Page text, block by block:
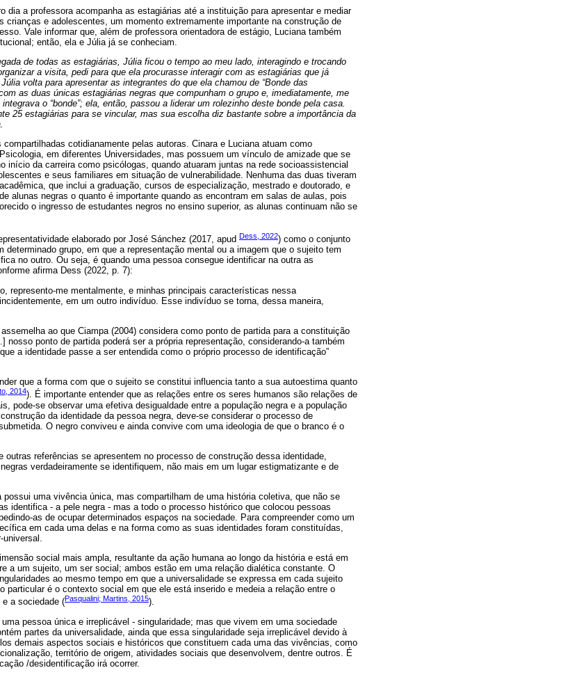
dia a professora acompanha as estagiárias até a instituição para apresentar e mediar
crianças e adolescentes, um momento extremamente importante na construção de
Vale informar que, além de professora orientadora de estágio, Luciana também
então, ela e Júlia já se conheciam.
de todas as estagiárias, Júlia ficou o tempo ao meu lado, interagindo e trocando
a visita, pedi para que ela procurasse interagir com as estagiárias que já
volta para apresentar as integrantes do que ela chamou de “Bonde das
as duas únicas estagiárias negras que compunham o grupo e, imediatamente, me
o “bonde”; ela, então, passou a liderar um rolezinho deste bonde pela casa.
25 estagiárias para se vincular, mas sua escolha diz bastante sobre a importância da
cotidianamente pelas autoras. Cinara e Luciana atuam como
em diferentes Universidades, mas possuem um vínculo de amizade que se
início da carreira como psicólogas, quando atuaram juntas na rede socioassistencial
e seus familiares em situação de vulnerabilidade. Nenhuma das duas tiveram
que inclui a graduação, cursos de especialização, mestrado e doutorado, e
alunas negras o quanto é importante quando as encontram em salas de aulas, pois
o ingresso de estudantes negros no ensino superior, as alunas continuam não se
elaborado por José Sánchez (2017, apud Dess, 2022) como o conjunto
grupo, em que a representação mental ou a imagem que o sujeito tem
no outro. Ou seja, é quando uma pessoa consegue identificar na outra as
afirma Dess (2022, p. 7):
represento-me mentalmente, e minhas principais características nessa
em um outro indivíduo. Esse indivíduo se torna, dessa maneira,
ao que Ciampa (2004) considera como ponto de partida para a constituição
nosso ponto de partida poderá ser a própria representação, considerando-a também
a identidade passe a ser entendida como o próprio processo de identificação”
que a forma com que o sujeito se constitui influencia tanto a sua autoestima quanto
2014). É importante entender que as relações entre os seres humanos são relações de
pode-se observar uma efetiva desigualdade entre a população negra e a população
da identidade da pessoa negra, deve-se considerar o processo de
O negro conviveu e ainda convive com uma ideologia de que o branco é o
referências se apresentem no processo de construção dessa identidade,
verdadeiramente se identifiquem, não mais em um lugar estigmatizante e de
uma vivência única, mas compartilham de uma história coletiva, que não se
identifica - a pele negra - mas a todo o processo histórico que colocou pessoas
as de ocupar determinados espaços na sociedade. Para compreender como um
em cada uma delas e na forma como as suas identidades foram constituídas,
universal.
social mais ampla, resultante da ação humana ao longo da história e está em
a um sujeito, um ser social; ambos estão em uma relação dialética constante. O
ao mesmo tempo em que a universalidade se expressa em cada sujeito
particular é o contexto social em que ele está inserido e medeia a relação entre o
a sociedade (Pasqualini; Martins, 2015).
pessoa única e irreplicável - singularidade; mas que vivem em uma sociedade
partes da universalidade, ainda que essa singularidade seja irreplicável devido à
demais aspectos sociais e históricos que constituem cada uma das vivências, como
território de origem, atividades sociais que desenvolvem, dentre outros. É
/desidentificação irá ocorrer.